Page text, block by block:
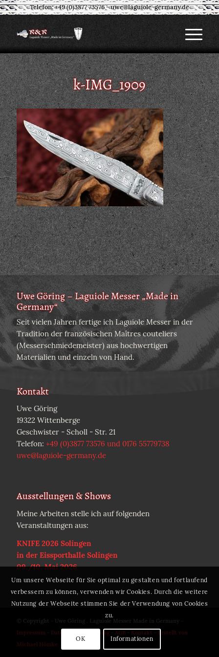
Telefon: +49 (0)3877 73576-uwe@laguiole-germany.de
k-IMG_1909
Uwe Göring – Laguiole Messer „Made in
Germany“
Seit vielen Jahren fertige ich Laguiole Messer in der
Tradition der französischen Maîtres couteliers
(Messerschmiedemeister) aus hochwertigen
Materialien und einzeln von Hand.
Kontakt
Uwe Göring
19322 Wittenberge
Geschwister - Scholl - Str. 21
Telefon: +49 (0)3877 73576 und 0176 55779738
uwe@laguiole-germany.de
Ausstellungen & Shows
Meine Arbeiten stelle ich auf folgenden
Veranstaltungen aus:
KNIFE 2026 Solingen
in der Eissporthalle Solingen
09./10. Mai 2026
© Copyright - Uwe Göring . Laguiole Messer Made in Germany -
Impressum- Datenschutzerklärung- AGB- Kontakt
Erstellt von
Michael Hömke
Um unsere Webseite für Sie optimal zu gestalten und fortlaufend
verbessern zu können, verwenden wir Cookies. Durch die weitere
Nutzung der Webseite stimmen Sie der Verwendung von Cookies
zu.
OK Informationen